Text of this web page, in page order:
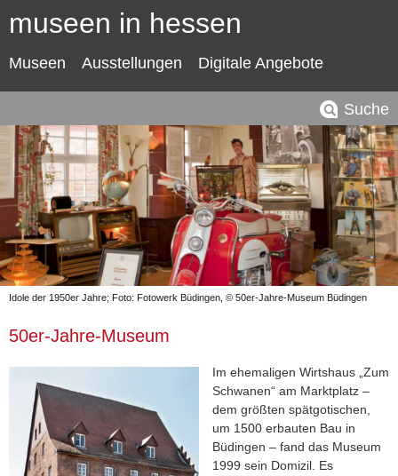
museen in hessen
Museen Ausstellungen Digitale Angebote
Suche
Idole der 1950er Jahre; Foto: Fotowerk Büdingen, © 50er-Jahre-Museum Büdingen
50er-Jahre-Museum
Im ehemaligen Wirtshaus „Zum
Schwanen“ am Marktplatz –
dem größten spätgotischen,
um 1500 erbauten Bau in
Büdingen – fand das Museum
1999 sein Domizil. Es